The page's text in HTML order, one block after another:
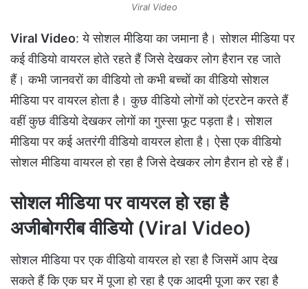
Viral Video
Viral Video: ये सोशल मीडिया का जमाना है। सोशल मीडिया पर
कई वीडियो वायरल होते रहते हैं जिसे देखकर लोग हैरान रह जाते
हैं। कभी जानवरों का वीडियो तो कभी बच्चों का वीडियो सोशल
मीडिया पर वायरल होता है। कुछ वीडियो लोगों को एंटरटेन करते हैं
वहीं कुछ वीडियो देखकर लोगों का गुस्सा फूट पड़ता है। सोशल
मीडिया पर कई अतरंगी वीडियो वायरल होता है। ऐसा एक वीडियो
सोशल मीडिया वायरल हो रहा है जिसे देखकर लोग हैरान हो रहे हैं।
सोशल मीडिया पर वायरल हो रहा है
अजीबोगरीब वीडियो (Viral Video)
सोशल मीडिया पर एक वीडियो वायरल हो रहा है जिसमें आप देख
सकते हैं कि एक घर में पूजा हो रहा है एक आदमी पूजा कर रहा है